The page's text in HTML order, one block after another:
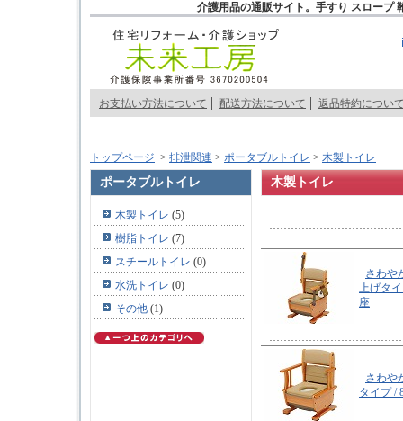
介護用品の通販サイト。手すり スロープ
お支払い方法について 配送方法について 返品特約につい
トップページ > 排泄関連 > ポータブルトイレ > 木製トイレ
ポータブルトイレ
木製トイレ (5)
樹脂トイレ (7)
スチールトイレ (0)
水洗トイレ (0)
その他 (1)
木製トイレ
さわ
上げタ
座
さわ
タイプ/